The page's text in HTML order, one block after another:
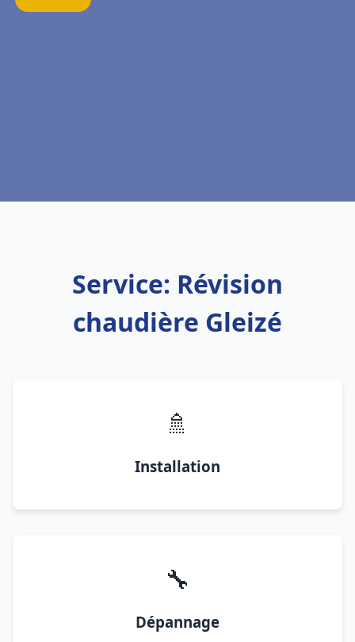
Service: Révision
chaudière Gleizé
🚿
Installation
🔧
Dépannage